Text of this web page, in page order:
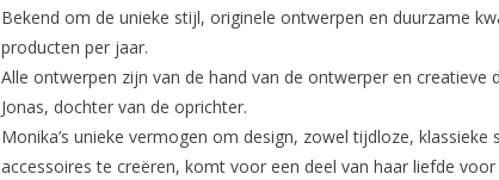
Bekend om de unieke stijl, originele ontwerpen en duurzame
producten per jaar.
Alle ontwerpen zijn van de hand van de ontwerper en creatieve
Jonas, dochter van de oprichter.
Monika’s unieke vermogen om design, zowel tijdloze, klassieke
accessoires te creëren, komt voor een deel van haar liefde